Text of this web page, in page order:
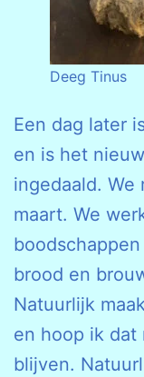
Deeg Tinus
Een dag later
en is het
ingedaald.
maart. We
brood en
Natuurlijk
en hoop ik dat
blijven.